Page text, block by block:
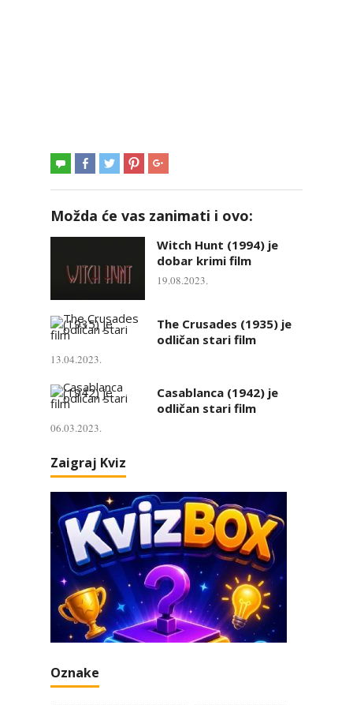
Možda će vas zanimati i ovo:
Witch Hunt (1994) je
dobar krimi film
19.08.2023.
The Crusades (1935) je
odličan stari film
13.04.2023.
Casablanca (1942) je
odličan stari film
06.03.2023.
Zaigraj Kviz
Oznake